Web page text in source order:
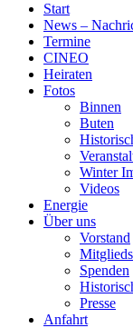
Start
News –
Termine
CINEO
Heiraten
Fotos
Binnen
Buten
Winter
Videos
Energie
Über uns
Vorstand
Spenden
Presse
Anfahrt